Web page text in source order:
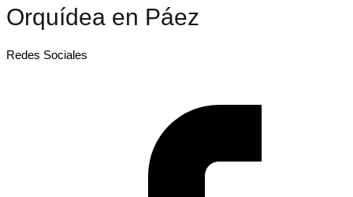
Orquídea en Páez
Redes Sociales